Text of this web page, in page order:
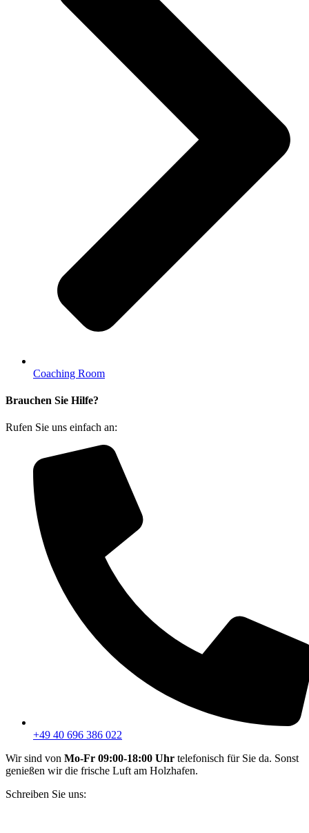
Coaching Room
Brauchen Sie Hilfe?
Rufen Sie uns einfach an:
+49 40 696 386 022
Wir sind von Mo-Fr 09:00-18:00 Uhr telefonisch für Sie da. Sonst
genießen wir die frische Luft am Holzhafen.
Schreiben Sie uns: